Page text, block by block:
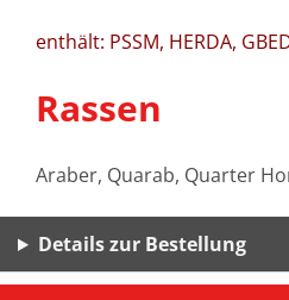
enthält: PSSM, HERDA,
Rassen
Araber, Quarab, Quarter
Details zur Bestellung